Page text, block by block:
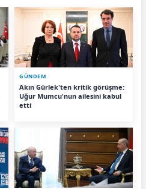
GÜNDEM
Akın Gürlek'ten kritik görüşme:
Uğur Mumcu'nun ailesini kabul
etti